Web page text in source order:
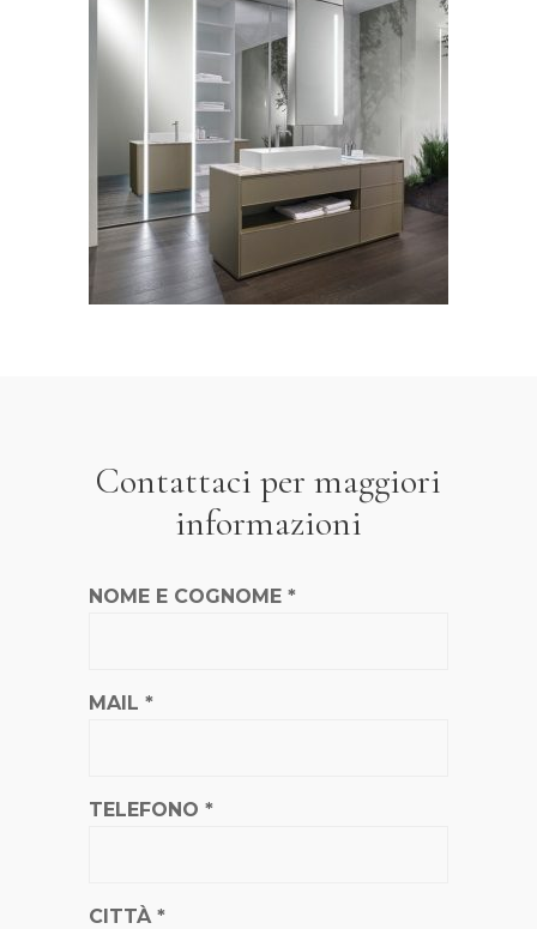
Casabath, mobile bagno
collezione Hitech
LEGGI TUTTO
Contattaci per maggiori
informazioni
NOME E COGNOME *
MAIL *
TELEFONO *
CITTÀ *